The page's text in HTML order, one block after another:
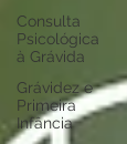
Consulta
Psicológica
à Grávida
Grávidez e
Primeira
Infância